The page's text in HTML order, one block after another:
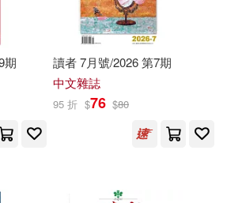
Joyce(2817)
Donna(2814)
UK(2057)
期
讀者 7月號/2026 第7期
中文雜誌
95 折 $76 $80